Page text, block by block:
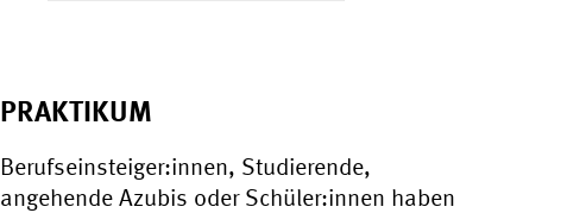
PRAKTIKUM
Berufseinsteiger:innen, Studierende,
angehende Azubis oder Schüler:innen haben